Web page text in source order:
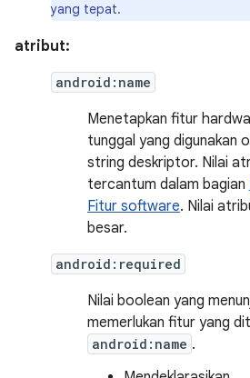
yang tepat.
atribut:
android:name
Menetapkan fitur
tunggal yang digunakan
string deskriptor. Nilai
tercantum dalam bagian
Fitur software. Nilai
besar.
android:required
Nilai boolean yang
memerlukan fitur yang
android:name .